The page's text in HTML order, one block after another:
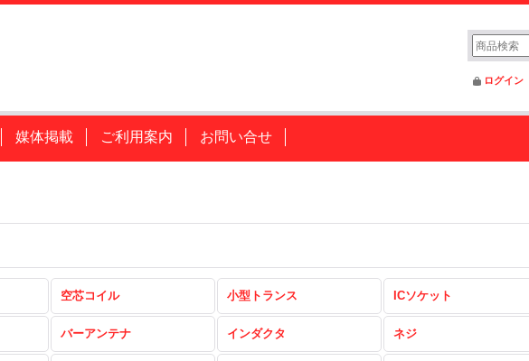
ログイン
媒体掲載 ご利用案内 お問い合せ
空芯コイル 小型トランス ICソケット
バーアンテナ インダクタ ネジ